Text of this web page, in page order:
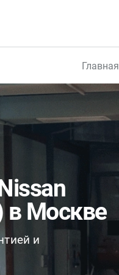
Главная
в Москве
и